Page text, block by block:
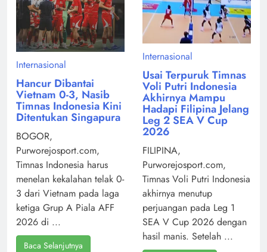
Internasional
Hancur Dibantai
Vietnam 0-3, Nasib
Timnas Indonesia Kini
Ditentukan Singapura
BOGOR,
Purworejosport.com,
Timnas Indonesia harus
menelan kekalahan telak 0-
3 dari Vietnam pada laga
ketiga Grup A Piala AFF
2026 di ...
Baca Selanjutnya
Internasional
Usai Terpuruk Timnas
Voli Putri Indonesia
Akhirnya Mampu
Hadapi Filipina Jelang
Leg 2 SEA V Cup
2026
FILIPINA,
Purworejosport.com,
Timnas Voli Putri Indonesia
akhirnya menutup
perjuangan pada Leg 1
SEA V Cup 2026 dengan
hasil manis. Setelah ...